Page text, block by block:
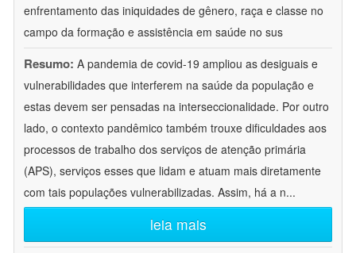
enfrentamento das iniquidades de gênero, raça e classe no
campo da formação e assistência em saúde no sus
Resumo: A pandemia de covid-19 ampliou as desiguais e
vulnerabilidades que interferem na saúde da população e
estas devem ser pensadas na interseccionalidade. Por outro
lado, o contexto pandêmico também trouxe dificuldades aos
processos de trabalho dos serviços de atenção primária
(APS), serviços esses que lidam e atuam mais diretamente
com tais populações vulnerabilizadas. Assim, há a n...
leia mais